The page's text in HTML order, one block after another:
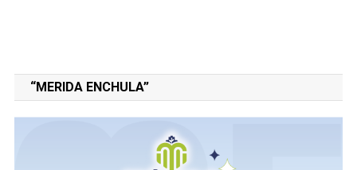
“MERIDA ENCHULA”